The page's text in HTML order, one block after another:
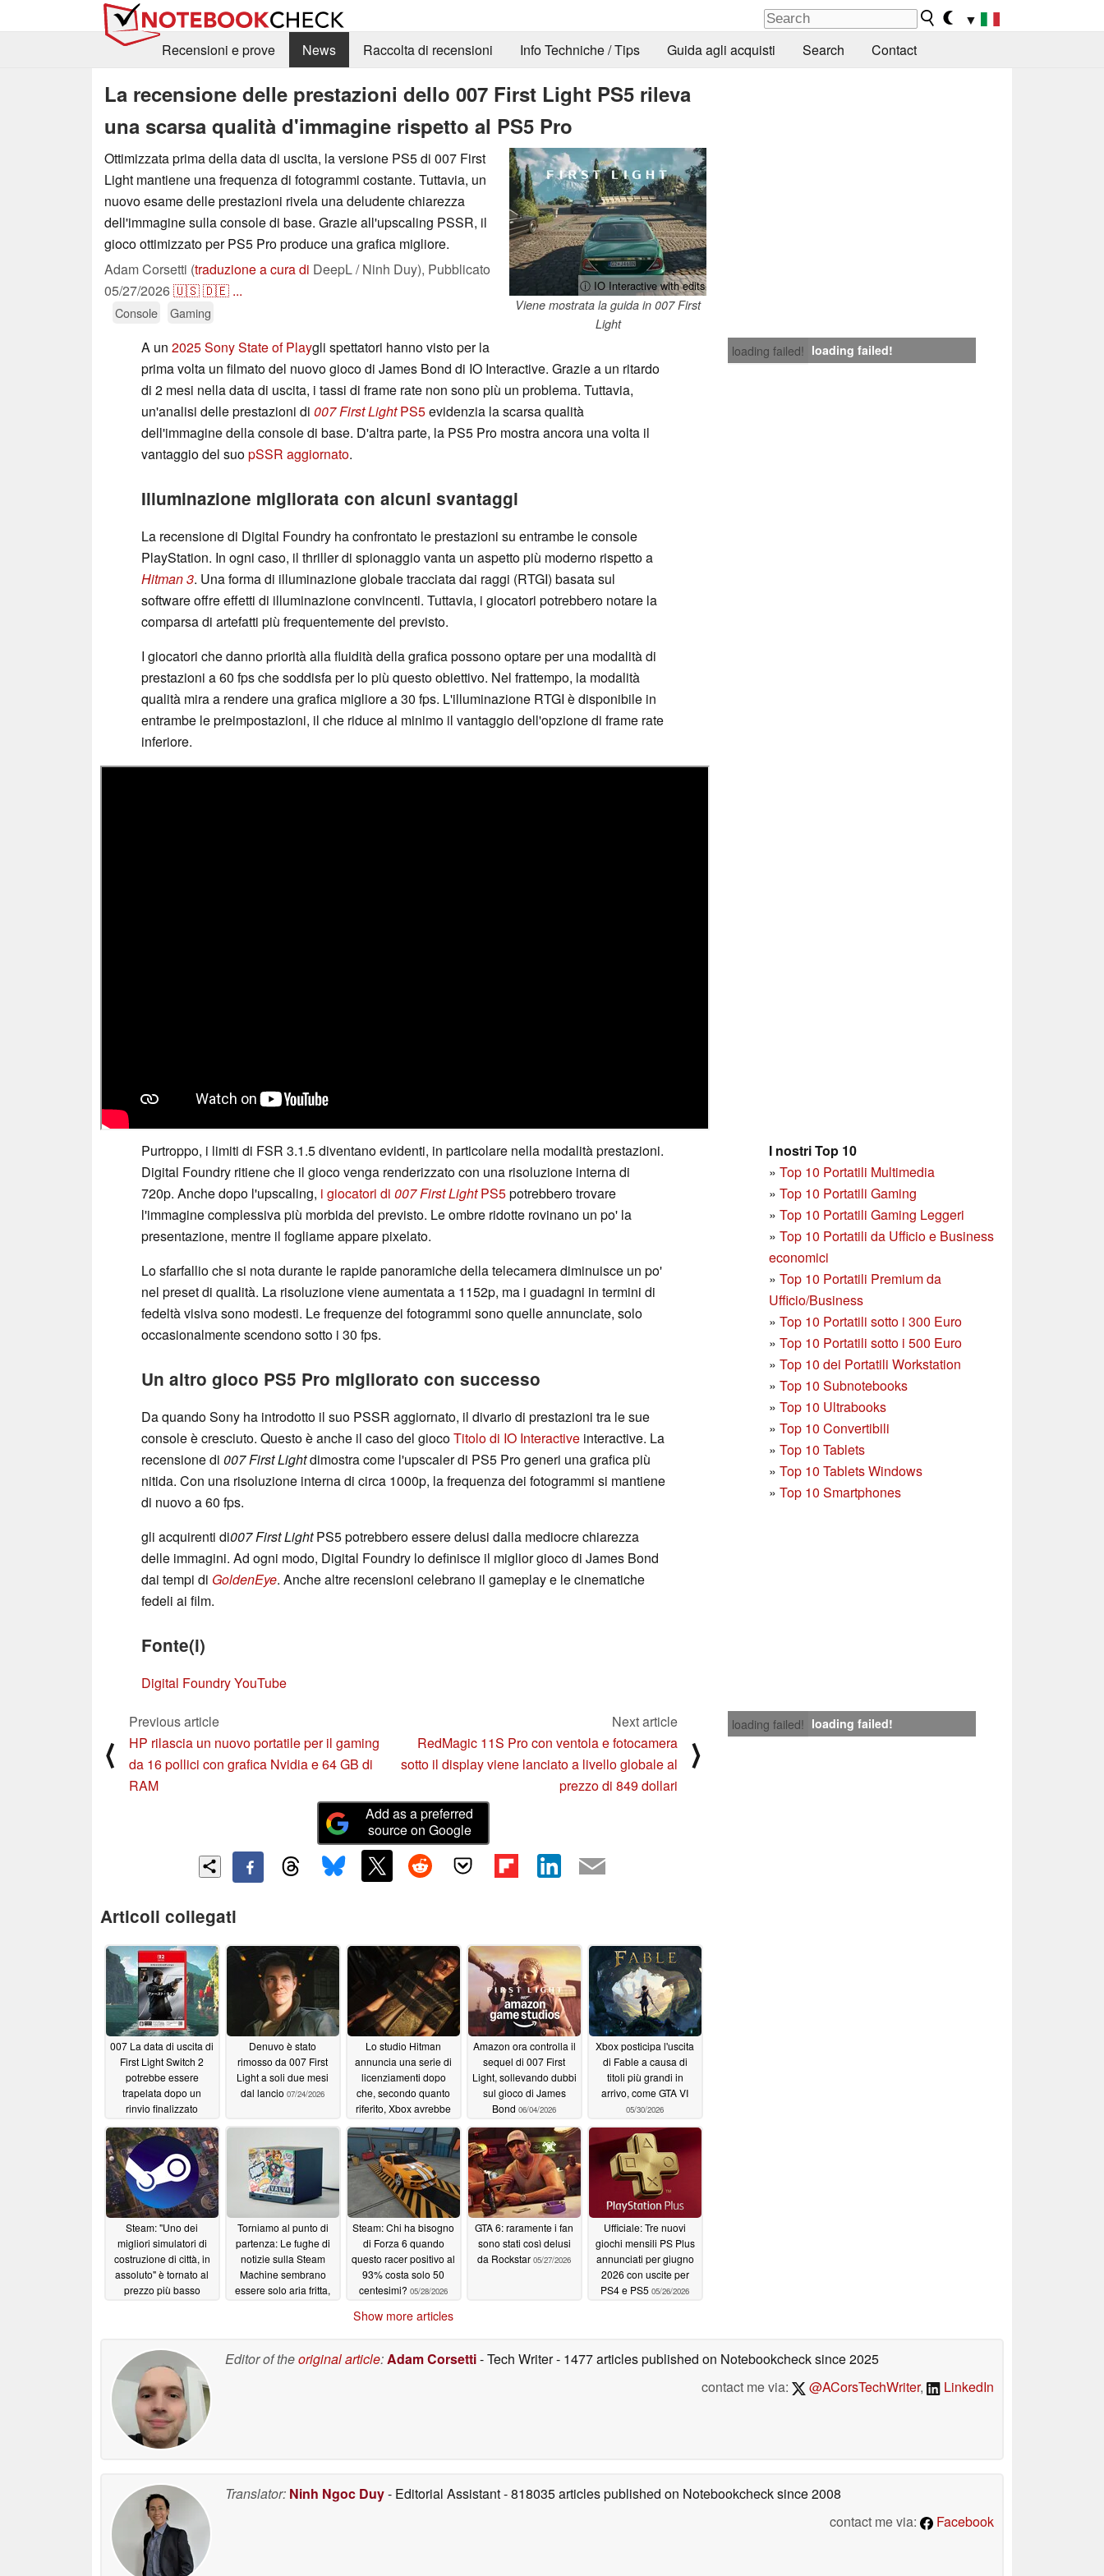
▼
Recensioni e prove
News Raccolta di recensioni Info Techniche / Tips Guida agli acquisti Search Contact
La recensione delle prestazioni dello 007 First Light PS5 rileva
una scarsa qualità d'immagine rispetto al PS5 Pro
ⓘ IO Interactive with edits
Viene mostrata la guida in 007 First
Light
Ottimizzata prima della data di uscita, la versione PS5 di 007 First
Light mantiene una frequenza di fotogrammi costante. Tuttavia, un
nuovo esame delle prestazioni rivela una deludente chiarezza
dell'immagine sulla console di base. Grazie all'upscaling PSSR, il
gioco ottimizzato per PS5 Pro produce una grafica migliore.
Adam Corsetti (traduzione a cura di DeepL / Ninh Duy), Pubblicato
05/27/2026🇺🇸🇩🇪 ...
Console Gaming
loading failed! loading failed!
A un 2025 Sony State of Playgli spettatori hanno visto per la
prima volta un filmato del nuovo gioco di James Bond di IO Interactive. Grazie a un ritardo
di 2 mesi nella data di uscita, i tassi di frame rate non sono più un problema. Tuttavia,
un'analisi delle prestazioni di 007 First LightPS5evidenzia la scarsa qualità
dell'immagine della console di base. D'altra parte, la PS5 Pro mostra ancora una volta il
vantaggio del suopSSR aggiornato.
Illuminazione migliorata con alcuni svantaggi
La recensione di Digital Foundry ha confrontato le prestazioni su entrambe le console
PlayStation. In ogni caso, il thriller di spionaggio vanta un aspetto più moderno rispetto a
Hitman 3. Una forma di illuminazione globale tracciata dai raggi (RTGI) basata sul
software offre effetti di illuminazione convincenti. Tuttavia, i giocatori potrebbero notare la
comparsa di artefatti più frequentemente del previsto.
I giocatori che danno priorità alla fluidità della grafica possono optare per una modalità di
prestazioni a 60 fps che soddisfa per lo più questo obiettivo. Nel frattempo, la modalità
qualità mira a rendere una grafica migliore a 30 fps. L'illuminazione RTGI è disponibile in
entrambe le preimpostazioni, il che riduce al minimo il vantaggio dell'opzione di frame rate
inferiore.
I nostri Top 10
» Top 10 Portatili Multimedia
» Top 10 Portatili Gaming
» Top 10 Portatili Gaming Leggeri
» Top 10 Portatili da Ufficio e Business
economici
» Top 10 Portatili Premium da
Ufficio/Business
» Top 10 Portatili sotto i 300 Euro
» Top 10 Portatili sotto i 500 Euro
» Top 10 dei Portatili Workstation
» Top 10 Subnotebooks
» Top 10 Ultrabooks
» Top 10 Convertibili
» Top 10 Tablets
» Top 10 Tablets Windows
» Top 10 Smartphones
Purtroppo, i limiti di FSR 3.1.5 diventano evidenti, in particolare nella modalità prestazioni.
Digital Foundry ritiene che il gioco venga renderizzato con una risoluzione interna di
720p. Anche dopo l'upscaling, i giocatori di 007 First LightPS5potrebbero trovare
l'immagine complessiva più morbida del previsto. Le ombre ridotte rovinano un po' la
presentazione, mentre il fogliame appare pixelato.
Lo sfarfallio che si nota durante le rapide panoramiche della telecamera diminuisce un po'
nel preset di qualità. La risoluzione viene aumentata a 1152p, ma i guadagni in termini di
fedeltà visiva sono modesti. Le frequenze dei fotogrammi sono quelle annunciate, solo
occasionalmente scendono sotto i 30 fps.
Un altro gioco PS5 Pro migliorato con successo
Da quando Sony ha introdotto il suo PSSR aggiornato, il divario di prestazioni tra le sue
console è cresciuto. Questo è anche il caso del giocoTitolo di IO Interactive interactive. La
recensione di 007 First Lightdimostra come l'upscaler di PS5 Pro generi una grafica più
nitida. Con una risoluzione interna di circa 1000p, la frequenza dei fotogrammi si mantiene
di nuovo a 60 fps.
gli acquirenti di007 First LightPS5 potrebbero essere delusi dalla mediocre chiarezza
delle immagini. Ad ogni modo, Digital Foundry lo definisce il miglior gioco di James Bond
dai tempi di GoldenEye. Anche altre recensioni celebrano il gameplay e le cinematiche
fedeli ai film.
Fonte(i)
Digital Foundry YouTube
loading failed! loading failed!
⟨
Previous article
HP rilascia un nuovo portatile per il gaming
da 16 pollici con grafica Nvidia e 64 GB di
RAM
Next article
RedMagic 11S Pro con ventola e fotocamera
sotto il display viene lanciato a livello globale al
prezzo di 849 dollari
⟩
Add as a preferred
source on Google
Articoli collegati
007 La data di uscita di
First Light Switch 2
potrebbe essere
trapelata dopo un
rinvio finalizzato
gioco 07/28/2026
Denuvo è stato
rimosso da 007 First
Light a soli due mesi
dal lancio 07/24/2026
Lo studio Hitman
annuncia una serie di
licenziamenti dopo
che, secondo quanto
riferito, Xbox avrebbe
Fantasy nonostante il
successo di 007: First
Light07/04/2026
Amazon ora controlla il
sequel di 007 First
Light, sollevando dubbi
sul gioco di James
Bond 06/04/2026
Xbox posticipa l'uscita
di Fable a causa di
titoli più grandi in
arrivo, come GTA VI
05/30/2026
Steam: "Uno dei
migliori simulatori di
costruzione di città, in
assoluto" è tornato al
prezzo più basso
Torniamo al punto di
partenza: Le fughe di
notizie sulla Steam
Machine sembrano
essere solo aria fritta,
Steam: Chi ha bisogno
di Forza 6 quando
questo racer positivo al
93% costa solo 50
centesimi? 05/28/2026
GTA 6: raramente i fan
sono stati così delusi
da Rockstar 05/27/2026
Ufficiale: Tre nuovi
giochi mensili PS Plus
annunciati per giugno
2026 con uscite per
PS4 e PS5 05/26/2026
Show more articles
Editor of theoriginal article:Adam Corsetti- Tech Writer- 1477 articles published on Notebookchecksince 2025
contact me via:
@ACorsTechWriter, LinkedIn
Translator: Ninh Ngoc Duy- Editorial Assistant- 818035 articles published on Notebookchecksince 2008
contact me via:
Facebook